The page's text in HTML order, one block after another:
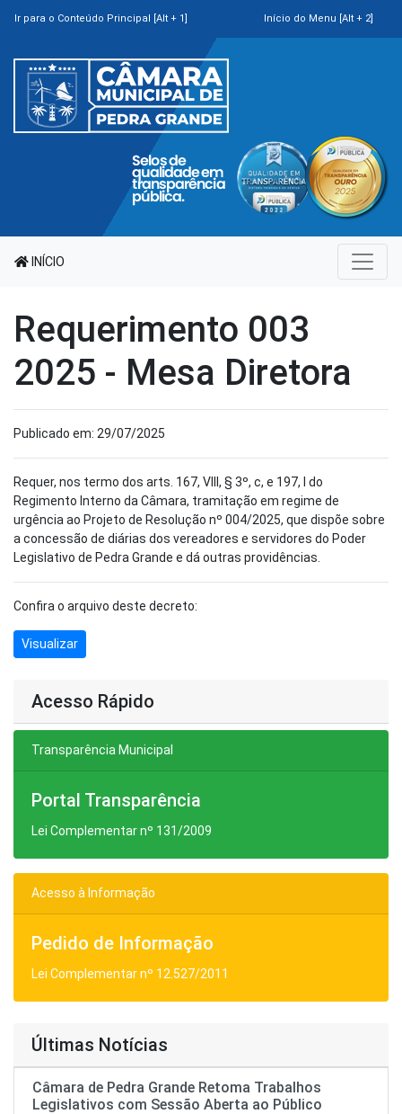
Ir para o Conteúdo Principal [Alt + 1] Início do Menu [Alt + 2]
INÍCIO
Requerimento 003
2025 - Mesa Diretora
Publicado em: 29/07/2025
Requer, nos termo dos arts. 167, VIII, § 3º, c, e 197, I do
Regimento Interno da Câmara, tramitação em regime de
urgência ao Projeto de Resolução nº 004/2025, que dispõe sobre
a concessão de diárias dos vereadores e servidores do Poder
Legislativo de Pedra Grande e dá outras providências.
Confira o arquivo deste decreto:
Visualizar
Acesso Rápido
Transparência Municipal
Portal Transparência
Lei Complementar nº 131/2009
Acesso à Informação
Pedido de Informação
Lei Complementar nº 12.527/2011
Últimas Notícias
Câmara de Pedra Grande Retoma Trabalhos
Legislativos com Sessão Aberta ao Público